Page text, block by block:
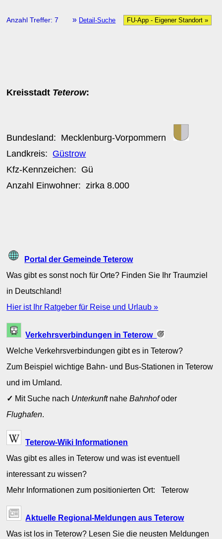
Anzahl Treffer: 7 » Detail-Suche FU-App - Eigener Standort »
Kreisstadt Teterow:
Bundesland: Mecklenburg-Vorpommern
Landkreis: Güstrow
Kfz-Kennzeichen: Gü
Anzahl Einwohner: zirka8.000
Portal der Gemeinde Teterow
Was gibt es sonst noch für Orte? Finden Sie Ihr Traumziel
in Deutschland!
Hier ist Ihr Ratgeber für Reise und Urlaub »
Verkehrsverbindungen in Teterow
Welche Verkehrsverbindungen gibt es in Teterow?
Zum Beispiel wichtige Bahn- und Bus-Stationen in Teterow
und im Umland.
✓ Mit Suche nach UnterkunftnaheBahnhofoder
Flughafen.
Teterow-Wiki Informationen
Was gibt es alles in Teterow und was ist eventuell
interessant zu wissen?
Mehr Informationen zum positionierten Ort: Teterow
Aktuelle Regional-Meldungen aus Teterow
Was ist los in Teterow? Lesen Sie die neusten Meldungen